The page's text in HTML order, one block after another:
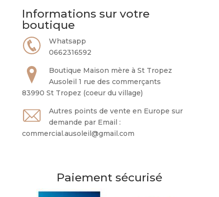
Informations sur votre
boutique
Whatsapp
0662316592
Boutique Maison mère à St Tropez
Ausoleil 1 rue des commerçants
83990 St Tropez (coeur du village)
Autres points de vente en Europe sur
demande par Email :
commercial.ausoleil@gmail.com
Paiement sécurisé